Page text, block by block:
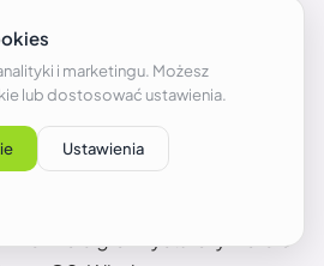
problematycznego anti-
Windowsa, żeby
Games?
Do wielu gier wystarczy Heroic